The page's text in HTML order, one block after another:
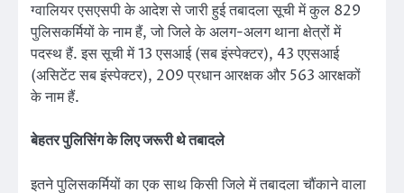
ग्वालियर एसएसपी के आदेश से जारी हुई तबादला सूची में कुल 829
पुलिसकर्मियों के नाम हैं, जो जिले के अलग-अलग थाना क्षेत्रों में
पदस्थ हैं. इस सूची में 13 एसआई (सब इंस्पेक्टर), 43 एएसआई
(असिटेंट सब इंस्पेक्टर), 209 प्रधान आरक्षक और 563 आरक्षकों
के नाम हैं.
बेहतर पुलिसिंग के लिए जरूरी थे तबादले
इतने पुलिसकर्मियों का एक साथ किसी जिले में तबादला चौंकाने वाला